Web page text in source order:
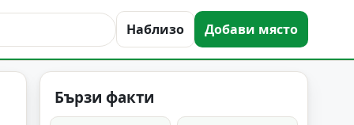
Наблизо Добави място
Бързи факти